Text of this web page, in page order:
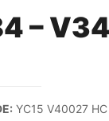
–
YC15 V40027 HC